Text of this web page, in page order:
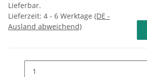
Lieferbar.
Lieferzeit: 4 - 6 Werktage (DE -
Ausland abweichend)